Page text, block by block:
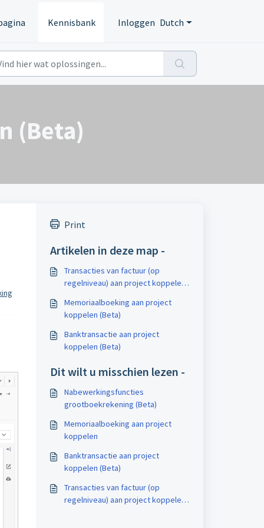
Kennisbank Inloggen Dutch
(Beta)
Print
Artikelen in deze map -
Transacties van factuur (op
regelniveau) aan project koppelen
Memoriaalboeking aan project
koppelen (Beta)
Banktransactie aan project
koppelen (Beta)
Dit wilt u misschien lezen -
Nabewerkingsfuncties
grootboekrekening (Beta)
Memoriaalboeking aan project
koppelen
Banktransactie aan project
koppelen (Beta)
Transacties van factuur (op
regelniveau) aan project koppelen